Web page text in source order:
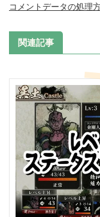
コメントデータの処理
関連記事